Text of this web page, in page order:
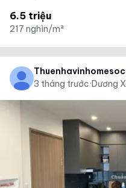
6.5 triệu
217 nghìn/m²
3 tháng trước·Dương